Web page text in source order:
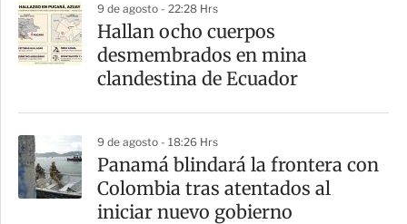
r
9 de agosto - 22:28 Hrs
Hallan ocho cuerpos
desmembrados en mina
clandestina de Ecuador
9 de agosto - 18:26 Hrs
Panamá blindará la frontera con
Colombia tras atentados al
iniciar nuevo gobierno